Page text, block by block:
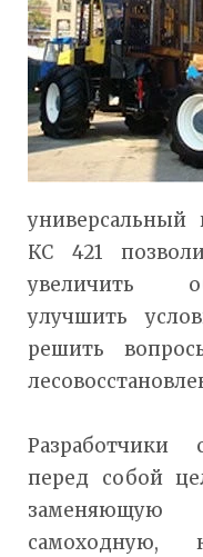
универсальный
КС 421
увеличить
улучшить
решить
Разработчики
перед собой
заменяющую
самоходную,